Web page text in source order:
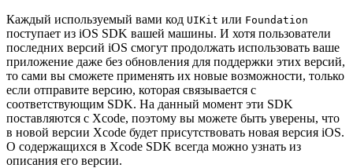
Каждый используемый вами код UIKit или Foundation
поступает из iOS SDK вашей машины. И хотя пользователи
последних версий iOS смогут продолжать использовать ваше
приложение даже без обновления для поддержки этих версий,
то сами вы сможете применять их новые возможности, только
если отправите версию, которая связывается с
соответствующим SDK. На данный момент эти SDK
поставляются с Xcode, поэтому вы можете быть уверены, что
в новой версии Xcode будет присутствовать новая версия iOS.
О содержащихся в Xcode SDK всегда можно узнать из
описания его версии.